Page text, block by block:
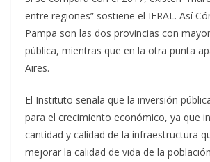
entre regiones” sostiene el IERAL. Así
Pampa son las dos provincias con
pública, mientras que en la otra punta
Aires.
El Instituto señala que la inversión
para el crecimiento económico, ya que
cantidad y calidad de la infraestructura
mejorar la calidad de vida de la